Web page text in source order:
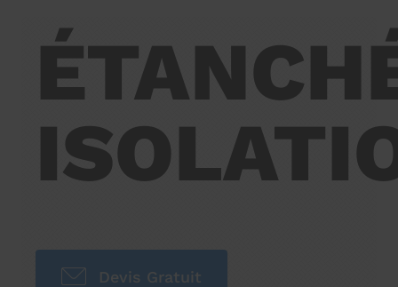
Devis Gratuit